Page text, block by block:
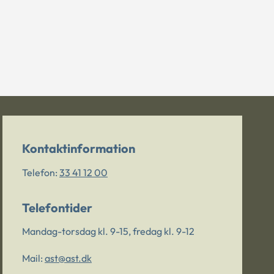
Kontaktinformation
Telefon: 33 41 12 00
Telefontider
Mandag-torsdag kl. 9-15, fredag kl. 9-12
Mail: ast@ast.dk